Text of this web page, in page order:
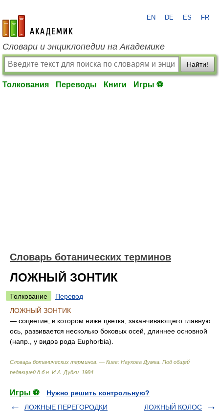
academic.ru
EN DE ES FR
Словари и энциклопедии на Академике
Найти!
Толкования Переводы Книги Игры ⚽
Словарь ботанических терминов
ЛОЖНЫЙ ЗОНТИК
Толкование
Перевод
ЛОЖНЫЙ ЗОНТИК
— соцветие, в котором ниже цветка, заканчивающего главную
ось, развивается несколько боковых осей, длиннее основной
(напр., у видов рода Euphorbia).
Словарь ботанических терминов. — Киев: Наукова Думка Под общей
редакцией д.б.н. И.А. Дудки 1984
Игры ⚽
Нужно решить контрольную?
ЛОЖНЫЕ ПЕРЕГОРОДКИ
ЛОЖНЫЙ КОЛОС